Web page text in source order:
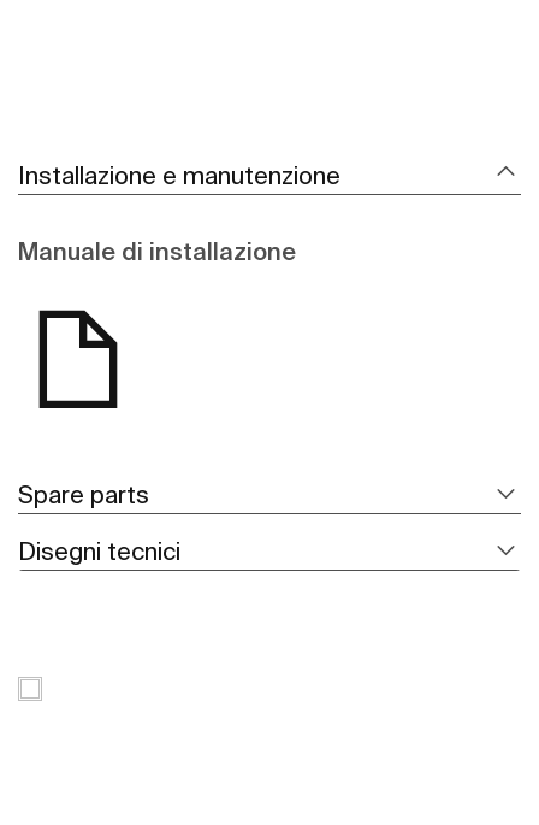
Installazione e manutenzione
Manuale di installazione
Spare parts
Disegni tecnici